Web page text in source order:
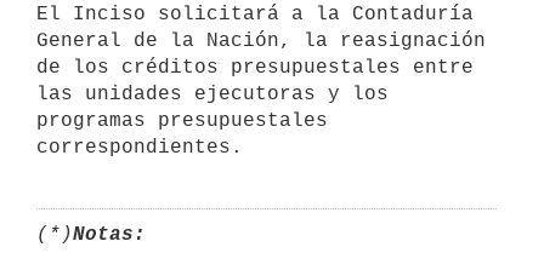
El Inciso solicitará a la Contaduría
General de la Nación, la reasignación
de los créditos presupuestales entre
las unidades ejecutoras y los
programas presupuestales
(*)Notas: